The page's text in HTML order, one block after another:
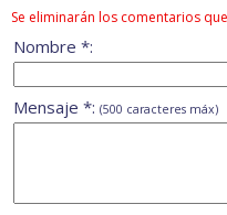
Se eliminarán los comentarios
Nombre *:
Mensaje *: (500 caracteres máx)